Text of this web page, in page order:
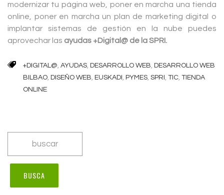
modernizar tu página web, poner en marcha una tienda
online, poner en marcha un plan de marketing digital o
implantar sistemas de gestión en la nube puedes
aprovechar las ayudas +Digital@ de la SPRI.
+DIGITAL@, AYUDAS, DESARROLLO WEB, DESARROLLO WEB
BILBAO, DISEÑO WEB, EUSKADI , PYMES, SPRI , TIC, TIENDA
ONLINE